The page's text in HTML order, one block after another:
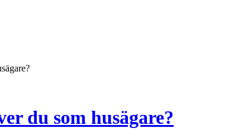
du som husägare?